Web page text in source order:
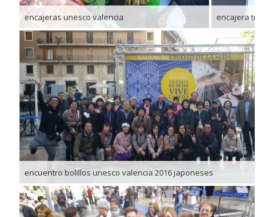
encajeras unesco valencia encajera
encuentro bolillos unesco valencia 2016 japoneses